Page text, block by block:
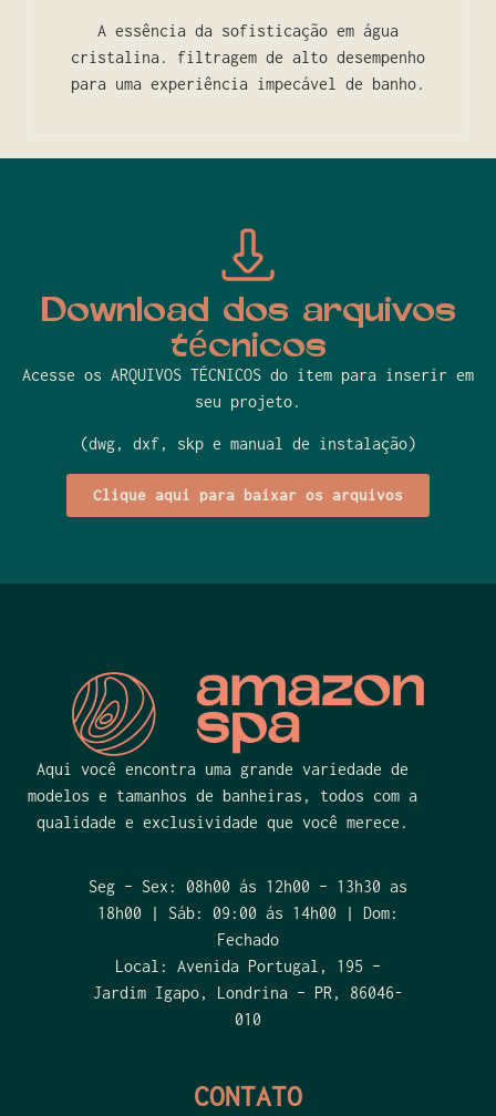
A essência da sofisticação em água
cristalina. filtragem de alto desempenho
para uma experiência impecável de banho.
Download dos arquivos
técnicos
Acesse os ARQUIVOS TÉCNICOS do item para inserir em
seu projeto.
(dwg, dxf, skp e manual de instalação)
Clique aqui para baixar os arquivos
Aqui você encontra uma grande variedade de
modelos e tamanhos de banheiras, todos com a
qualidade e exclusividade que você merece.
Seg – Sex: 08h00 ás 12h00 – 13h30 as
18h00 | Sáb: 09:00 ás 14h00 | Dom:
Fechado
Local: Avenida Portugal, 195 –
Jardim Igapo, Londrina – PR, 86046-
010
CONTATO